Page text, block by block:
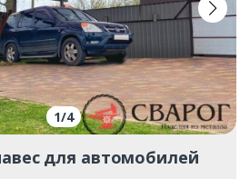
1/4
для автомобилей